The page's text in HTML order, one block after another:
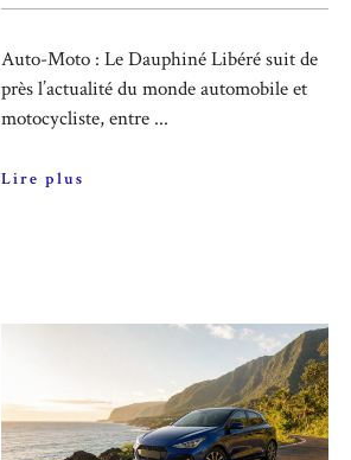
Auto-Moto : Le Dauphiné Libéré suit de
près l’actualité du monde automobile et
motocycliste, entre ...
Lire plus